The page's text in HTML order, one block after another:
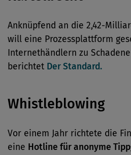
Anknüpfend an die 2,42-
will eine Prozessplattform
Internethändlern zu
berichtet Der Standard.
Whistleblowing
Vor einem Jahr richtete die
eine Hotline für anonyme